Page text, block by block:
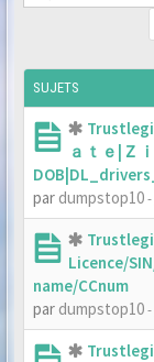
SUJETS
ａｔｅ|Ｚ
par dumpstop10
Licence/
name/CCnum
par dumpstop10